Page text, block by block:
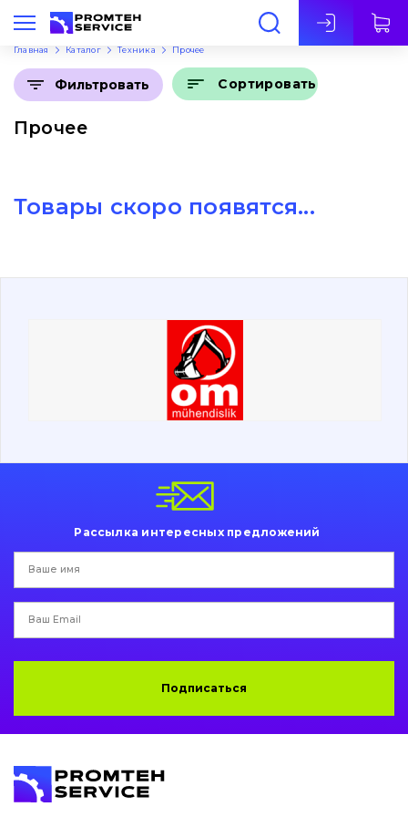
Рус
Вакансии
Каталог
Фильтры и смазочные материалы
Ходовая часть
Коронки, зубья, адаптера, пальцы, фиксаторы
Ножи, режущие кромки
Защита (ковша, адаптера)
Поиск
написати
листа
Главная Каталог Техника Прочее
Прочее
Фильтровать Сортировать
Товары скоро появятся...
Рассылка интересных предложений
Подписаться